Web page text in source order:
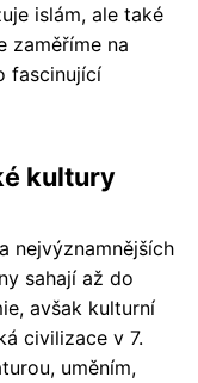
islám, ale také
zaměříme na
fascinující
kultury
nejvýznamnějších
sahají až do
avšak kulturní
civilizace v 7.
uměním,